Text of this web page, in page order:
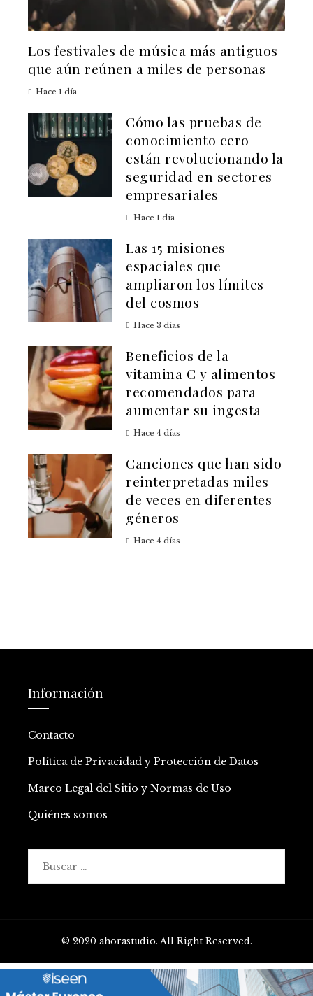
Los festivales de música más antiguos
que aún reúnen a miles de personas
Hace 1 día
Cómo las pruebas de
conocimiento cero
están revolucionando la
seguridad en sectores
empresariales
Hace 1 día
Las 15 misiones
espaciales que
ampliaron los límites
del cosmos
Hace 3 días
Beneficios de la
vitamina C y alimentos
recomendados para
aumentar su ingesta
Hace 4 días
Canciones que han sido
reinterpretadas miles
de veces en diferentes
géneros
Hace 4 días
Información
Contacto
Política de Privacidad y Protección de Datos
Marco Legal del Sitio y Normas de Uso
Quiénes somos
© 2020 ahorastudio. All Right Reserved.